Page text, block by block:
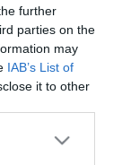
further
parties on the
may
IAB’s List of
it to other